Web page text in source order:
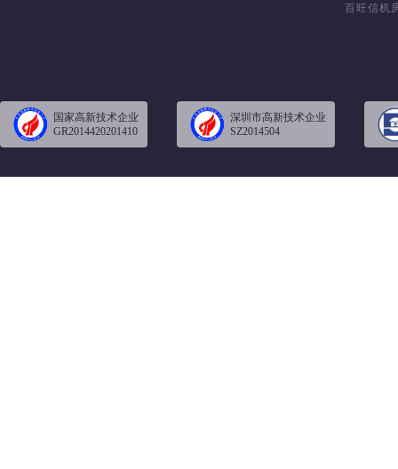
百旺信机
国家高新技术企业
GR2014420201410
深圳市高新技术企业
SZ2014504